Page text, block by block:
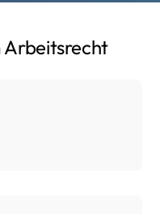
Arbeitsrecht